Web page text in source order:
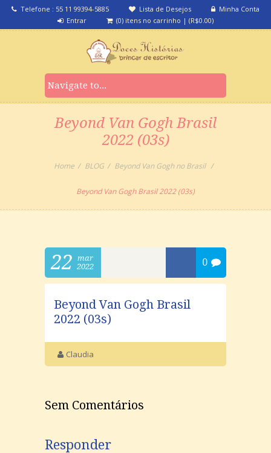
Telefone : 55 11 99394-5885 Lista de Desejos
Minha Conta
Entrar
(0) itens no carrinho | (R$0.00)
Beyond Van Gogh Brasil
2022 (03s)
Home BLOG Beyond Van Gogh no Brasil
Beyond Van Gogh Brasil 2022 (03s)
22 mar
2022
0
Beyond Van Gogh Brasil
2022 (03s)
Claudia
Sem Comentários
Responder